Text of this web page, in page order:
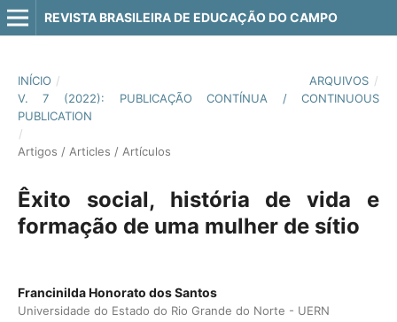
REVISTA BRASILEIRA DE EDUCAÇÃO DO CAMPO
INÍCIO / ARQUIVOS /
V. 7 (2022): PUBLICAÇÃO CONTÍNUA / CONTINUOUS
PUBLICATION
/
Artigos / Articles / Artículos
Êxito social, história de vida e
formação de uma mulher de sítio
Francinilda Honorato dos Santos
Universidade do Estado do Rio Grande do Norte - UERN